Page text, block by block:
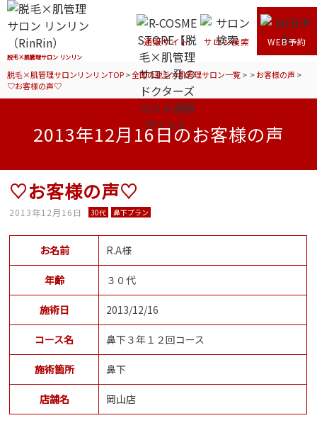
脱毛×肌管理サロン リンリン
通販サイト サロン検索 WEB予約
脱毛×肌管理サロンリンリンTOP>全国の脱毛×肌管理サロン一覧> >お客様の声 >
♡お客様の声♡
2013年12月16日のお客様の声
♡お客様の声♡
2013年12月16日 30代 鼻下プラン
お名前 R.A様
年齢 ３０代
施術日 2013/12/16
コース名 鼻下３年１２回コース
施術箇所 鼻下
店舗名 岡山店